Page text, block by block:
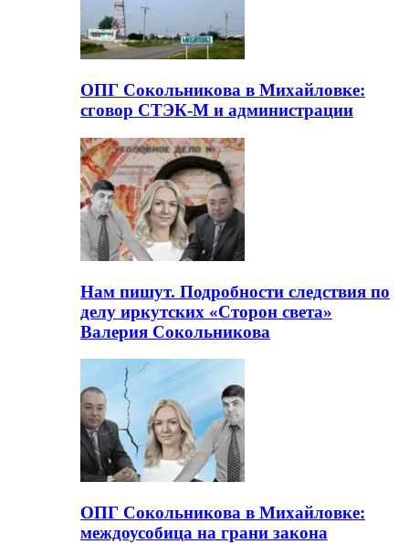
ОПГ Сокольникова в Михайловке:
сговор СТЭК-М и администрации
Нам пишут. Подробности следствия по
делу иркутских «Сторон света»
Валерия Сокольникова
ОПГ Сокольникова в Михайловке:
междоусобица на грани закона